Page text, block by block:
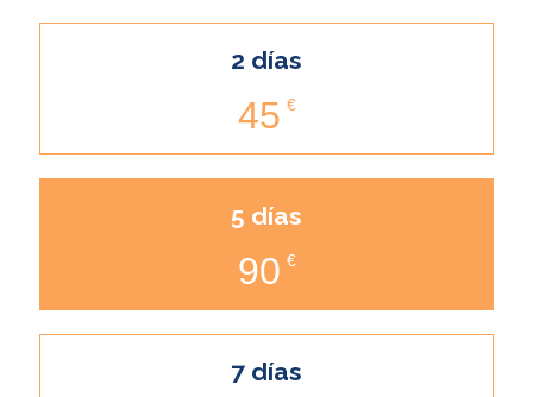
2 días
45 €
5 días
90 €
7 días